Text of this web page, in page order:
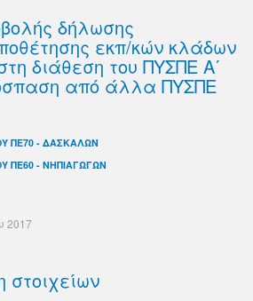
δήλωσης
εκπ/κών κλάδων
διάθεση του ΠΥΣΠΕ Α΄
από άλλα ΠΥΣΠΕ
ΠΕ70 - ΔΑΣΚΑΛΩΝ
ΠΕ60 - ΝΗΠΙΑΓΩΓΩΝ
2017
στοιχείων